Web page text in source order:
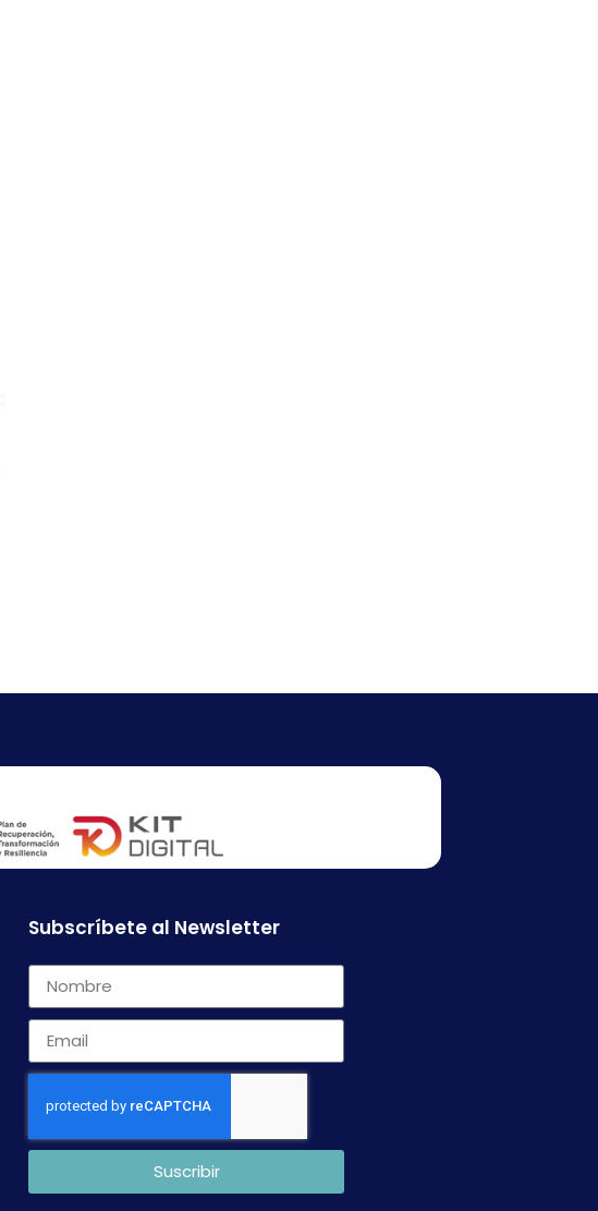
Subscríbete al Newsletter
Suscribir